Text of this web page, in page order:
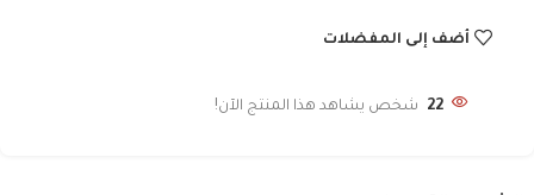
أضف إلى المفضلات
22 شخص يشاهد هذا المنتج الآن!